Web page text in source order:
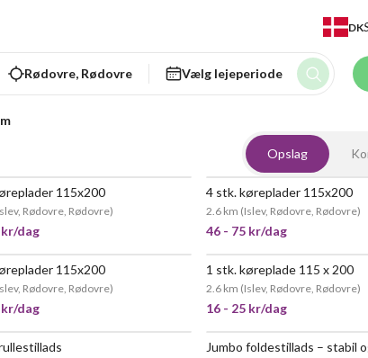
DK
Rødovre, Rødovre Vælg lejeperiode
Opslag
115x200
Rødovre, Rødovre)
kr/dag
4 stk. køreplader 115x200
2.6 km (Islev, Rødovre, Rødovre)
46 - 75 kr/dag
115x200
Rødovre, Rødovre)
kr/dag
1 stk. køreplade 115 x 200
2.6 km (Islev, Rødovre, Rødovre)
16 - 25 kr/dag